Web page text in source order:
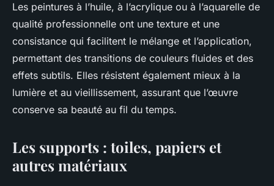
Les peintures à l’huile, à l’acrylique ou à l’aquarelle de
qualité professionnelle ont une texture et une
consistance qui facilitent le mélange et l’application,
permettant des transitions de couleurs fluides et des
effets subtils. Elles résistent également mieux à la
lumière et au vieillissement, assurant que l’œuvre
conserve sa beauté au fil du temps.
Les supports : toiles, papiers et
autres matériaux